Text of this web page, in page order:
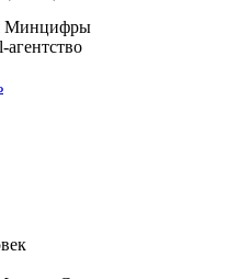
Минцифры